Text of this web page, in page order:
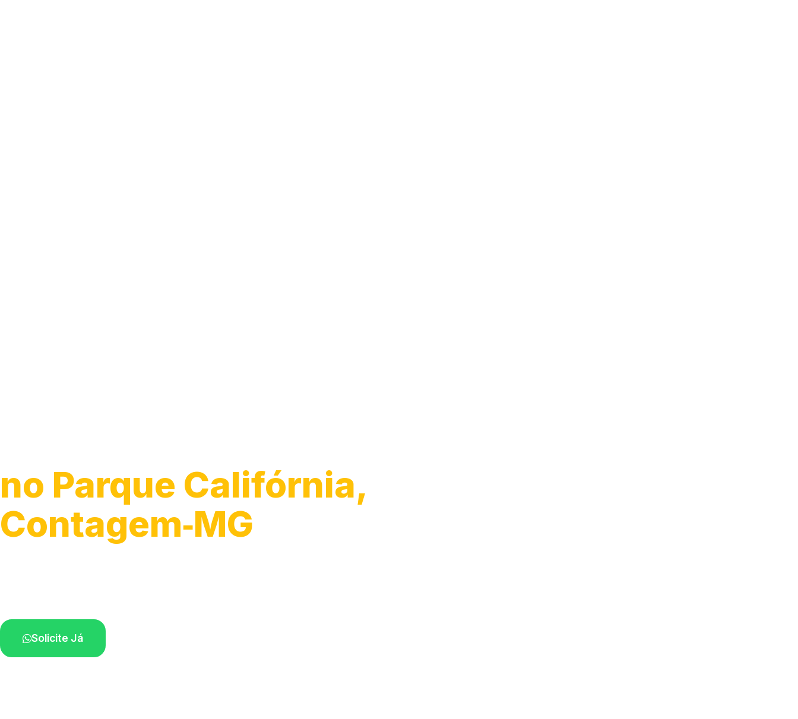
no Parque Califórnia,
Contagem‑MG
Solicite Já